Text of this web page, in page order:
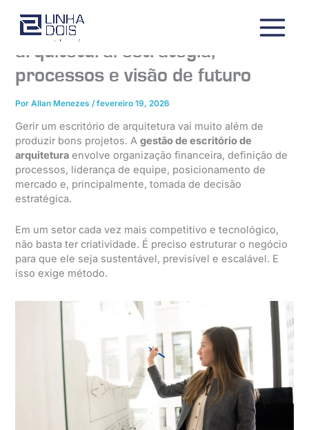
Gestão de escritório de
arquitetura: estratégia,
processos e visão de futuro
PorAllan Menezes/fevereiro 19, 2026
Gerir um escritório de arquitetura vai muito além de
produzir bons projetos. Agestão de escritório de
arquitetura envolve organização financeira, definição de
processos, liderança de equipe, posicionamento de
mercado e, principalmente, tomada de decisão
estratégica.
Em um setor cada vez mais competitivo e tecnológico,
não basta ter criatividade. É preciso estruturar o negócio
para que ele seja sustentável, previsível e escalável. E
isso exige método.